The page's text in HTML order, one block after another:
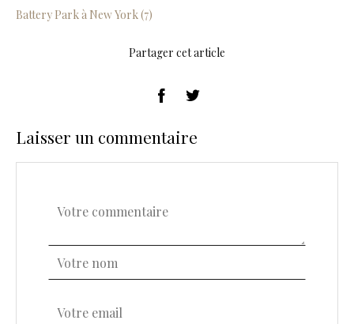
Battery Park à New York (7)
Partager cet article
Laisser un commentaire